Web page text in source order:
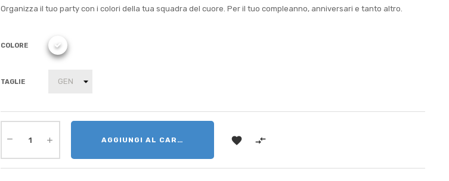
Organizza il tuo party con i colori della tua squadra del cuore. Per il tuo compleanno, anniversari e tanto altro.
COLORE
TAGLIE
AGGIUNGI AL CARRELLO  